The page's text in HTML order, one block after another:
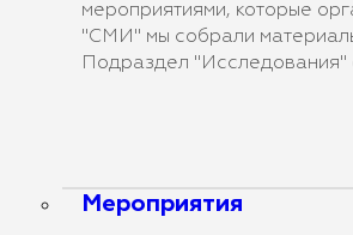
мероприятиями, которые
"СМИ" мы собрали
Подраздел "Исследования"
Мероприятия